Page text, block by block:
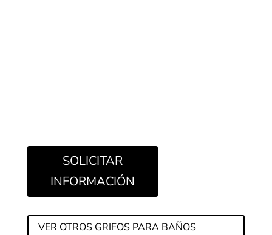
SOLICITAR
INFORMACIÓN
VER OTROS GRIFOS PARA BAÑOS